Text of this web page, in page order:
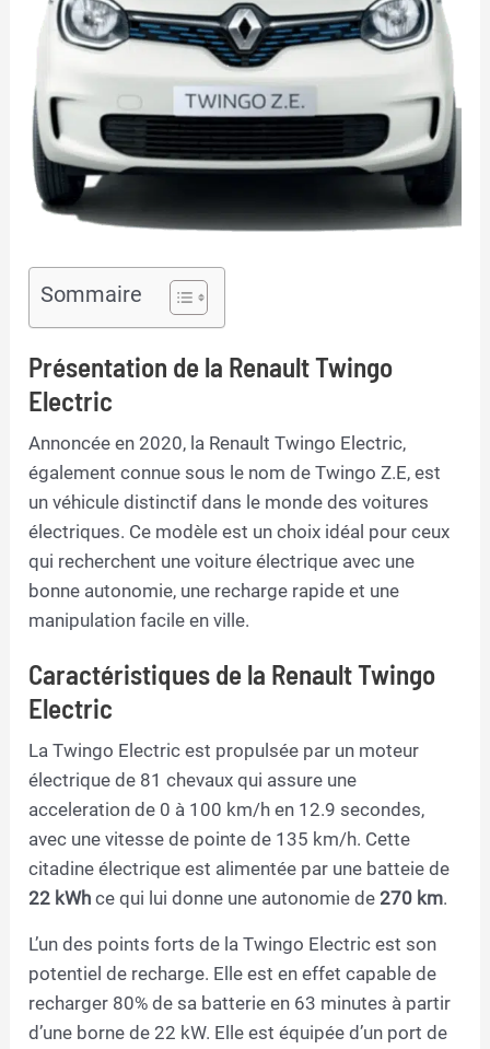
Sommaire
Présentation de la Renault Twingo
Electric
Annoncée en 2020, la Renault Twingo Electric,
également connue sous le nom de Twingo Z.E, est
un véhicule distinctif dans le monde des voitures
électriques. Ce modèle est un choix idéal pour ceux
qui recherchent une voiture électrique avec une
bonne autonomie, une recharge rapide et une
manipulation facile en ville.
Caractéristiques de la Renault Twingo
Electric
La Twingo Electric est propulsée par un moteur
électrique de 81 chevaux qui assure une
acceleration de 0 à 100 km/h en 12.9 secondes,
avec une vitesse de pointe de 135 km/h. Cette
citadine électrique est alimentée par une batteie de
22 kWh ce qui lui donne une autonomie de270 km.
L’un des points forts de la Twingo Electric est son
potentiel de recharge. Elle est en effet capable de
recharger 80% de sa batterie en 63 minutes à partir
d’une borne de 22 kW. Elle est équipée d’un port de